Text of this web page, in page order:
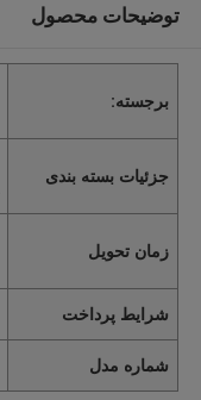
توضیحات محصول
برجسته:
جزئیات بسته بندی
زمان تحویل
شرایط پرداخت
شماره مدل